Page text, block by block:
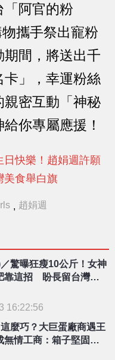
「阿官的粉
攜手祭出寵粉
間，將送出千
」，幸運粉絲
密互動「神秘
你專屬應援！
日快樂！趙娟週許願
美食舉白旗
, 趙娟週
驚曝狂瘦10公斤！女神
靠這招 盼長留台灣陪
16:22:56
麼巧？大巨蛋廠商遇王
無情工商：箱子堅固、